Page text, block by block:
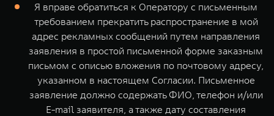
Я вправе обратиться к Оператору с письменным
требованием прекратить распространение в мой
адрес рекламных сообщений путем направления
заявления в простой письменной форме заказным
письмом с описью вложения по почтовому адресу,
указанном в настоящем Согласии. Письменное
заявление должно содержать ФИО, телефон и/или
E-mail заявителя, а также дату составления